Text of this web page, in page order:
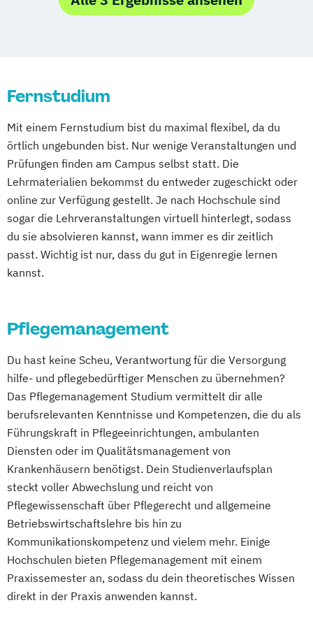
Pflegemanagement
Pflegemanagement
Psychologie und Psychologische Beratung
Pädagogische Psychologie
Soziale Arbeit Sozialmanagement
Fernstudium
Mit einem Fernstudium bist du maximal flexibel, da du
örtlich ungebunden bist. Nur wenige Veranstaltungen und
Prüfungen finden am Campus selbst statt. Die
Lehrmaterialien bekommst du entweder zugeschickt oder
online zur Verfügung gestellt. Je nach Hochschule sind
sogar die Lehrveranstaltungen virtuell hinterlegt, sodass
du sie absolvieren kannst, wann immer es dir zeitlich
passt. Wichtig ist nur, dass du gut in Eigenregie lernen
kannst.
Pflegemanagement
Du hast keine Scheu, Verantwortung für die Versorgung
hilfe- und pflegebedürftiger Menschen zu übernehmen?
Das Pflegemanagement Studium vermittelt dir alle
berufsrelevanten Kenntnisse und Kompetenzen, die du als
Führungskraft in Pflegeeinrichtungen, ambulanten
Diensten oder im Qualitätsmanagement von
Krankenhäusern benötigst. Dein Studienverlaufsplan
steckt voller Abwechslung und reicht von
Pflegewissenschaft über Pflegerecht und allgemeine
Betriebswirtschaftslehre bis hin zu
Kommunikationskompetenz und vielem mehr. Einige
Hochschulen bieten Pflegemanagement mit einem
Praxissemester an, sodass du dein theoretisches Wissen
direkt in der Praxis anwenden kannst.